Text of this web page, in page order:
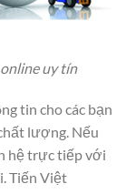
uy tín
tin cho các bạn
lượng. Nếu
hệ trực tiếp với
Tiến Việt